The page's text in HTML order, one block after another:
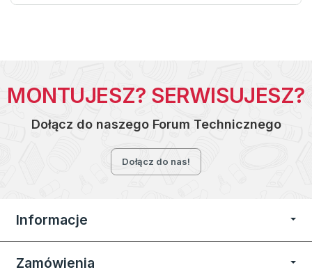
MONTUJESZ? SERWISUJESZ?
Dołącz do naszego Forum Technicznego
Dołącz do nas!
Informacje
Zamówienia